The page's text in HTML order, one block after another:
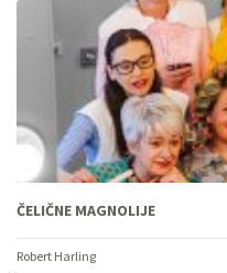
ČELIČNE MAGNOLIJE
Robert Harling